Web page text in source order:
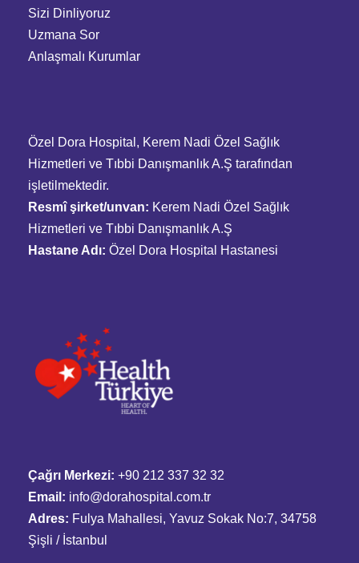
Sizi Dinliyoruz
Uzmana Sor
Anlaşmalı Kurumlar
Özel Dora Hospital, Kerem Nadi Özel Sağlık
Hizmetleri ve Tıbbi Danışmanlık A.Ş tarafından
işletilmektedir.
Resmî şirket/unvan: Kerem Nadi Özel Sağlık
Hizmetleri ve Tıbbi Danışmanlık A.Ş
Hastane Adı: Özel Dora Hospital Hastanesi
Çağrı Merkezi: +90 212 337 32 32
Email: info@dorahospital.com.tr
Adres: Fulya Mahallesi, Yavuz Sokak No:7, 34758
Şişli / İstanbul